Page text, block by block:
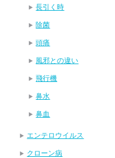
長引く時
除菌
頭痛
風邪との違い
飛行機
鼻水
鼻血
エンテロウイルス
クローン病